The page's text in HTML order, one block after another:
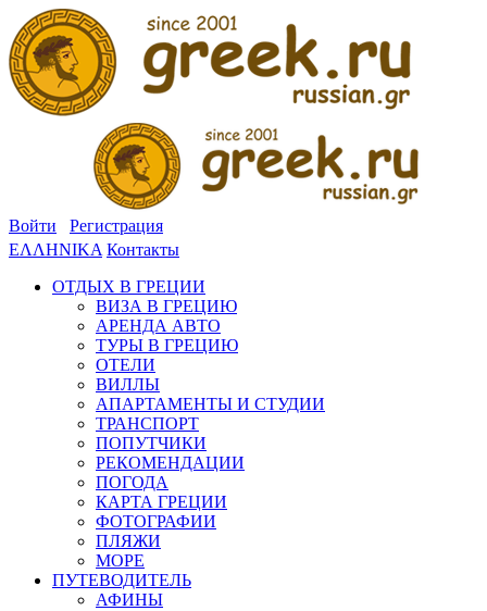
Войти
Регистрация
ΕΛΛΗΝΙΚΑ Контакты
ОТДЫХ В ГРЕЦИИ
ВИЗА В ГРЕЦИЮ
АРЕНДА АВТО
ТУРЫ В ГРЕЦИЮ
ОТЕЛИ
ВИЛЛЫ
АПАРТАМЕНТЫ И СТУДИИ
ТРАНСПОРТ
ПОПУТЧИКИ
РЕКОМЕНДАЦИИ
ПОГОДА
КАРТА ГРЕЦИИ
ФОТОГРАФИИ
ПЛЯЖИ
МОРЕ
ПУТЕВОДИТЕЛЬ
АФИНЫ